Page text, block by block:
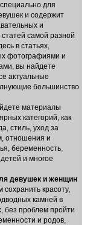
для
и содержит
и
самой разной
в статьях,
фотографиями и
вы найдете
актуальные
большинство
материалы
категорий, как
стиль, уход за
отношения и
беременность,
и многое
девушек и женщин
сохранить красоту,
камней в
без проблем пройти
и родов,